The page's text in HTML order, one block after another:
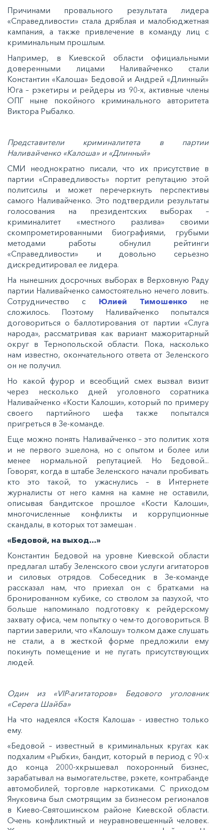
Причинами провального результата лидера
«Справедливости» стала дряблая и малобюджетная
кампания, а также привлечение в команду лиц с
криминальным прошлым.
Например, в Киевской области официальными
доверенными лицами Наливайченко стали
Константин «Калоша» Бедовой и Андрей «Длинный»
Юга – рэкетиры и рейдеры из 90-х, активные члены
ОПГ ныне покойного криминального авторитета
Виктора Рыбалко.
Представители криминалитета в партии
Наливайченко «Калоша» и «Длинный»
СМИ неоднократно писали, что их присутствие в
партии «Справедливость» портит репутацию этой
политсилы и может перечеркнуть перспективы
самого Наливайченко. Это подтвердили результаты
голосования на президентских выборах –
криминалитет «местного разлива» своими
скомпрометированными биографиями, грубыми
методами работы обнулил рейтинги
«Справедливости» и довольно серьезно
дискредитировал ее лидера.
На нынешних досрочных выборах в Верховную Раду
партии Наливайченко самостоятельно нечего ловить.
Сотрудничество с Юлией Тимошенко не
сложилось. Поэтому Наливайченко попытался
договориться о баллотирования от партии «Слуга
народа», рассматривая как вариант мажоритарный
округ в Тернопольской области. Пока, насколько
нам известно, окончательного ответа от Зеленского
он не получил.
Но какой фурор и всеобщий смех вызвал визит
через несколько дней уголовного соратника
Наливайченко «Кости Калоши», который по примеру
своего партийного шефа также попытался
пригреться в Зе-команде.
Еще можно понять Наливайченко – это политик хотя
и не первого эшелона, но с опытом и более или
менее нормальной репутацией. Но Бедовой...
Говорят, когда в штабе Зеленского начали пробивать
кто это такой, то ужаснулись – в Интернете
журналисты от него камня на камне не оставили,
описывая бандитское прошлое «Кости Калоши»,
многочисленные конфликты и коррупционные
скандалы, в которых тот замешан .
«Бедовой, на выход...»
Константин Бедовой на уровне Киевской области
предлагал штабу Зеленского свои услуги агитаторов
и силовых отрядов. Собеседник в Зе-команде
рассказал нам, что приехал он с братками на
бронированном кубике, со стволом за пазухой, что
больше напоминало подготовку к рейдерскому
захвату офиса, чем попытку о чем-то договориться. В
партии заверили, что «Калошу» толком даже слушать
не стали, а в жесткой форме предложили ему
покинуть помещение и не пугать присутствующих
людей.
Один из «VIP-агитаторов» Бедового уголовник
«Серега Шайба»
На что надеялся «Костя Калоша» - известно только
ему.
«Бедовой – известный в криминальных кругах как
подхалим «Рыбки», бандит, который в период с 90-х
до конца 2000-хкрышевал похоронный бизнес,
зарабатывал на вымогательстве, рэкете, контрабанде
автомобилей, торговле наркотиками. С приходом
Януковича был смотрящим за бизнесом регионалов
в Киево-Святошинском районе Киевской области.
Очень конфликтный и неуравновешенный человек.